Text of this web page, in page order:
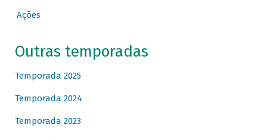
Ações
Outras temporadas
Temporada 2025
Temporada 2024
Temporada 2023